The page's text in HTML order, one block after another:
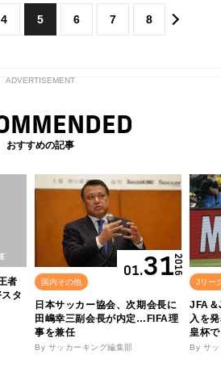
4 5 6 7 8
ADVERTISEMENT
おすすめの記事
者
タ
01.312016
国内その他
日本サッカー協会、次期会長に
田嶋幸三副会長が内定…FIFA理
事を兼任
By サッカーキング編集部
Jリー
JFA＆
入を
皇杯で
By サ